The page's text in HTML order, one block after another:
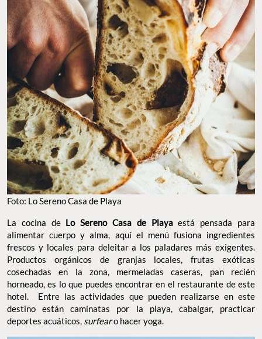
Foto: Lo Sereno Casa de Playa
La cocina de Lo Sereno Casa de Playaestá pensada para
alimentar cuerpo y alma, aquí el menú fusiona ingredientes
frescos y locales para deleitar a los paladares más exigentes.
Productos orgánicos de granjas locales, frutas exóticas
cosechadas en la zona, mermeladas caseras, pan recién
horneado, es lo que puedes encontrar en el restaurante de este
hotel. Entre las actividades que pueden realizarse en este
destino están caminatas por la playa, cabalgar, practicar
deportes acuáticos, surfearo hacer yoga.